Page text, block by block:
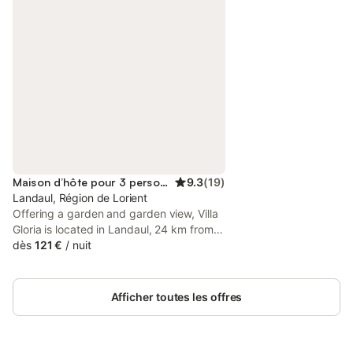
Maison d’hôte pour 3 personnes 9.3(19)
Landaul, Région de Lorient
Offering a garden and garden view, Villa
Gloria is located in Landaul, 24 km from
Parc des Expositions Lorient and 27 km
offers access to a terrace, free private
parking and free WiFi.
dès 121 € / nuit
Afficher toutes les offres